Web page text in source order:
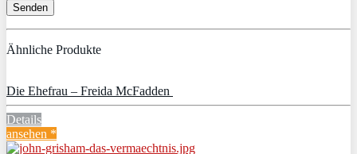
Ähnliche Produkte
Die Ehefrau – Freida McFadden
Details
ansehen *